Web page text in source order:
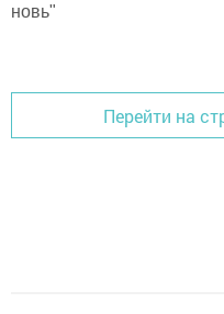
новь"
Перейти на